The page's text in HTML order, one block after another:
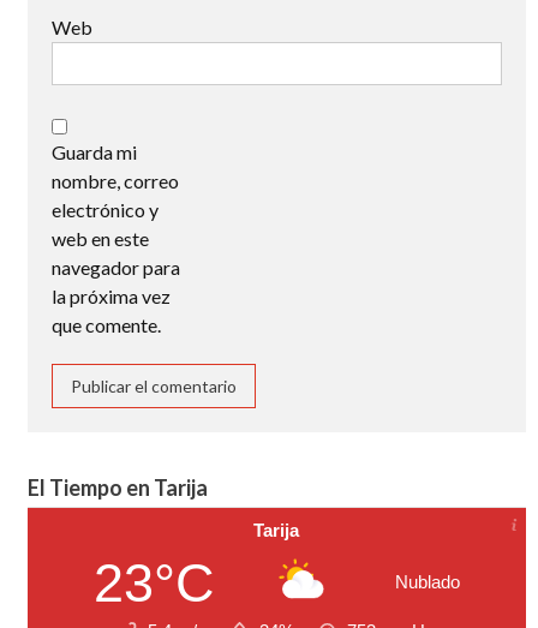
Web
Guarda mi
nombre, correo
electrónico y
web en este
navegador para
la próxima vez
que comente.
El Tiempo en Tarija
Tarija
23°C Nublado